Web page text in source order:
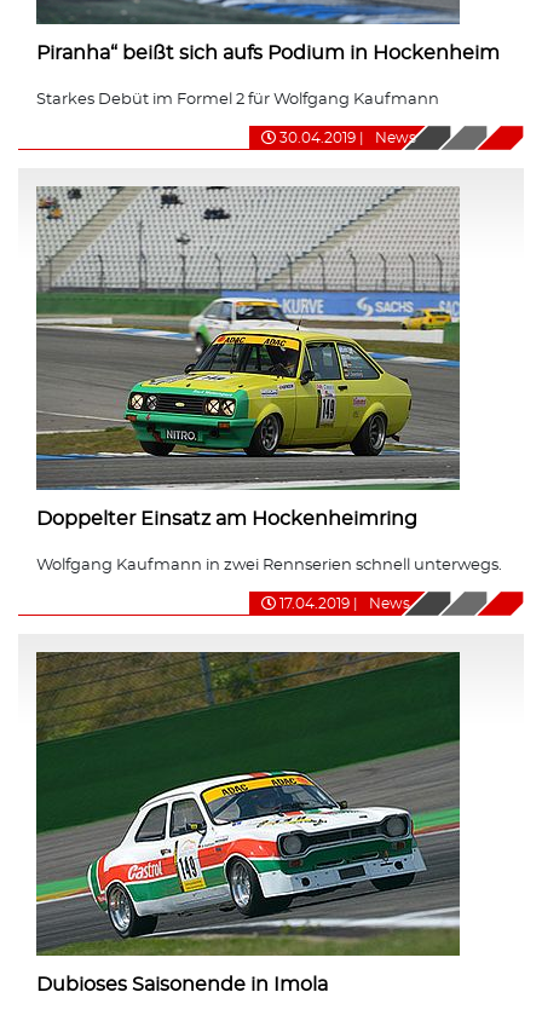
Piranha“ beißt sich aufs Podium in Hockenheim
Starkes Debüt im Formel 2 für Wolfgang Kaufmann
30.04.2019 News
Doppelter Einsatz am Hockenheimring
Wolfgang Kaufmann in zwei Rennserien schnell unterwegs.
17.04.2019 News
Dubioses Saisonende in Imola